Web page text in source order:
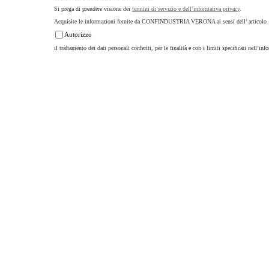
Si prega di prendere visione dei termini di servizio e dell’informativa privacy.
Acquisite le informazioni fornite da CONFINDUSTRIA VERONA ai sensi dell’
Autorizzo
il trattamento dei dati personali conferiti, per le finalità e con i limiti specificati